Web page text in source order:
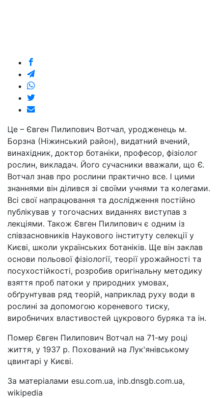
Це – Євген Пилипович Вотчал, уродженець м.
Борзна (Ніжинський район), видатний вчений,
винахідник, доктор ботаніки, професор, фізіолог
рослин, викладач. Його сучасники вважали, що Є.
Вотчал знав про рослини практично все. І цими
знаннями він ділився зі своїми учнями та колегами.
Всі свої напрацювання та дослідження постійно
публікував у тогочасних виданнях виступав з
лекціями. Також Євген Пилипович є одним із
співзасновників Наукового інституту селекції у
Києві, школи українських ботаніків. Ще він заклав
основи польової фізіології, теорії урожайності та
посухостійкості, розробив оригінальну методику
взяття проб патоки у природних умовах,
обґрунтував ряд теорій, наприклад руху води в
рослині за допомогою кореневого тиску,
виробничих властивостей цукрового буряка та ін.
Помер Євген Пилипович Вотчал на 71-му році
життя, у 1937 р. Похований на Лук'янівському
цвинтарі у Києві.
За матеріалами esu.com.ua, inb.dnsgb.com.ua,
wikipedia